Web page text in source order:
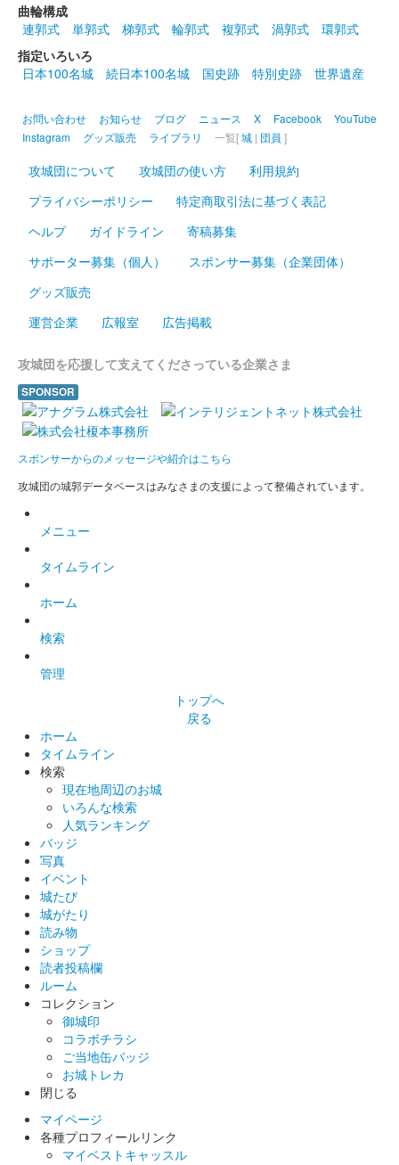
沼田城址 御城印 春分の日
販売終了
沼田城跡 御城印 ひなまつり
販売終了
沼田城跡 御城印 旧暦（弥生） 2025年版
販売終了
沼田城跡 御城印 昭和百年 三月版
販売終了
沼田城址 御城印
販売終了
沼田城跡 御城印
販売終了
沼田城跡 御城印
販売終了
沼田城跡 御城印
販売終了
沼田城 御城印
販売終了
沼田城 御城印
販売終了
沼田城 御城印
販売終了
老神温泉で開催される十二年に一度の大蛇まつり巳年開催を記念
曲輪構成
連郭式
単郭式 梯郭式 輪郭式 複郭式 渦郭式
環郭式
指定いろいろ
日本100名城
続日本100名城 国史跡 特別史跡 世界遺産
お問い合わせ お知らせ ブログ ニュース X Facebook
YouTube
Instagram
グッズ販売 ライブラリ 一覧[城 | 団員 ]
攻城団について 攻城団の使い方
利用規約
プライバシーポリシー
特定商取引法に基づく表記
ヘルプ
ガイドライン
寄稿募集
サポーター募集（個人）
スポンサー募集（企業団体）
グッズ販売
運営企業
広報室 広告掲載
攻城団を応援して支えてくださっている企業さま
SPONSOR
スポンサーからのメッセージや紹介はこちら
攻城団の城郭データベースはみなさまの支援によって整備されています。
メニュー
タイムライン
ホーム
検索
管理
トップへ
戻る
ホーム
タイムライン
検索
現在地周辺のお城
いろんな検索
人気ランキング
バッジ
写真
イベント
城たび
城がたり
読み物
ショップ
読者投稿欄
ルーム
コレクション
御城印
コラボチラシ
ご当地缶バッジ
お城トレカ
閉じる
マイページ
各種プロフィールリンク
マイベストキャッスル